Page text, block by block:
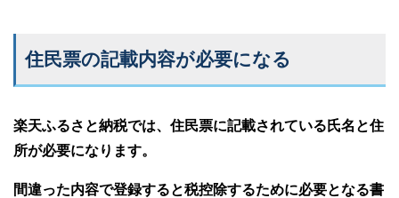
住民票の記載内容が必要になる
楽天ふるさと納税では、住民票に記載されている氏名と住
所が必要になります。
間違った内容で登録すると税控除するために必要となる書